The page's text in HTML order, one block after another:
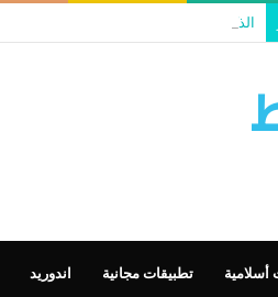
الذكاء الاصطناعي يستخدم في تطوير التعليم
أسلامية تطبيقات مجانية اندوريد